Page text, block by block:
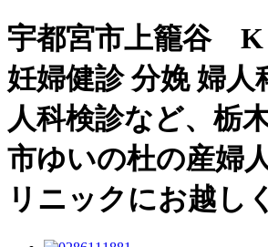
宇都宮市上籠谷 K
妊婦健診 分娩 婦人
人科検診など、栃
市ゆいの杜の産婦
リニックにお越し